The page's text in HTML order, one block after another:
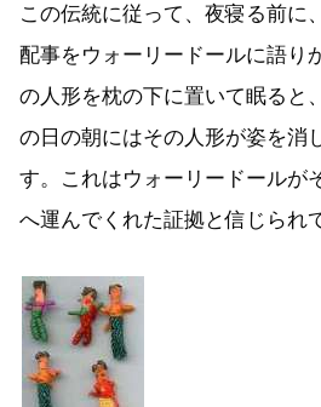
この伝統に従って、夜寝る前に
配事をウォーリードールに語り
の人形を枕の下に置いて眠ると
の日の朝にはその人形が姿を消
す。これはウォーリードールが
へ運んでくれた証拠と信じられ